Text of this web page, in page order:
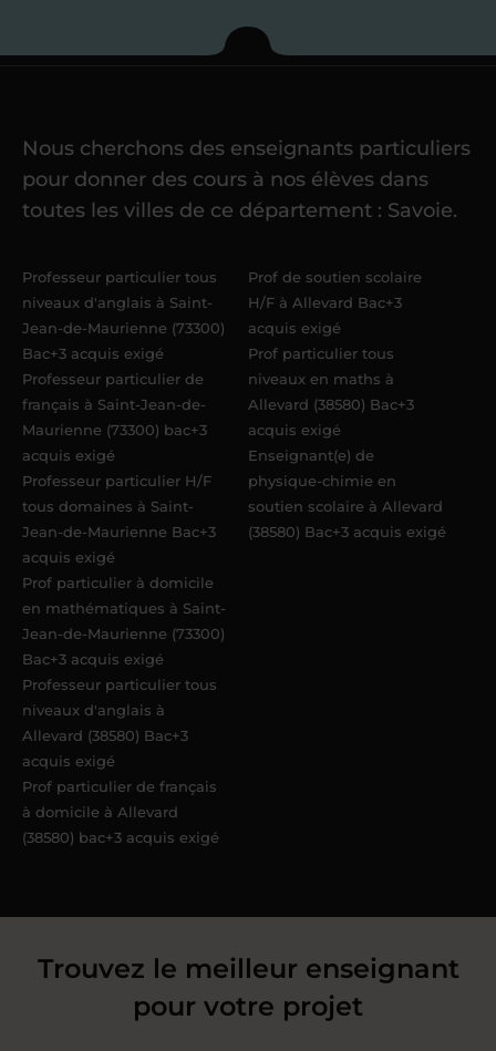
Je commence mes
Une fois ma candidature validée,mon
référent me confie mes premiers
élèvesdans un délai de6 jours
Acadomia.
Nous cherchons des enseignants particuliers
pour donner des cours à nos élèves dans
toutes les villes de ce département : Savoie.
Professeur particulier tous
niveaux d'anglais à Saint-
Jean-de-Maurienne (73300)
Bac+3 acquis exigé
Professeur particulier de
français à Saint-Jean-de-
Maurienne (73300) bac+3
acquis exigé
Professeur particulier H/F
tous domaines à Saint-
Jean-de-Maurienne Bac+3
acquis exigé
Prof particulier à domicile
en mathématiques à Saint-
Jean-de-Maurienne (73300)
Bac+3 acquis exigé
Professeur particulier tous
niveaux d'anglais à
Allevard (38580) Bac+3
acquis exigé
Prof particulier de français
à domicile à Allevard
(38580) bac+3 acquis exigé
Prof de soutien scolaire
H/F à Allevard Bac+3
acquis exigé
Prof particulier tous
niveaux en maths à
Allevard (38580) Bac+3
acquis exigé
Enseignant(e) de
physique-chimie en
soutien scolaire à Allevard
(38580) Bac+3 acquis exigé
Trouvez le meilleur enseignant
pour votre projet